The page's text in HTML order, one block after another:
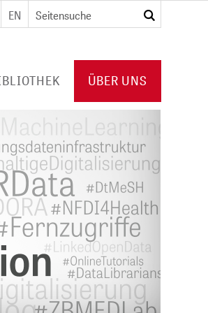
EN suchen
ÜBER UNS
VERANSTALTUNGEN
POLICIES
PUBLIKATIONEN VON ZB MED
KOOPERATIONEN
PRESSE
KARRIERE